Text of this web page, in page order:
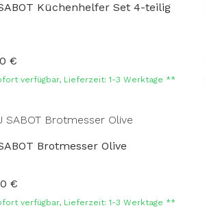
Küchenhelfer Set 4-teilig
Preis:
€
verfügbar, Lieferzeit: 1-3 Werktage **
Brotmesser Olive
Preis:
€
verfügbar, Lieferzeit: 1-3 Werktage **